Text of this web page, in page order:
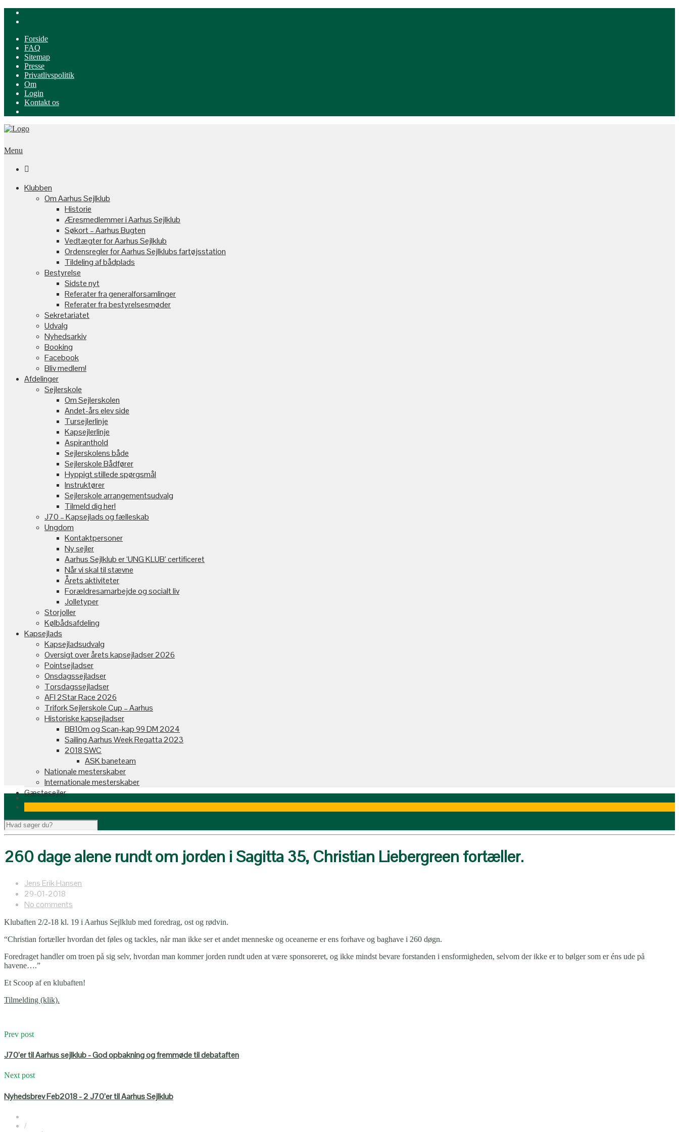
Forside
FAQ
Sitemap
Presse
Privatlivspolitik
Om
Login
Kontakt os
Menu

Klubben
Om Aarhus Sejlklub
Historie
Æresmedlemmer i Aarhus Sejlklub
Søkort – Aarhus Bugten
Vedtægter for Aarhus Sejlklub
Ordensregler for Aarhus Sejlklubs fartøjsstation
Tildeling af bådplads
Bestyrelse
Sidste nyt
Referater fra generalforsamlinger
Referater fra bestyrelsesmøder
Sekretariatet
Udvalg
Nyhedsarkiv
Booking
Facebook
Bliv medlem!
Afdelinger
Sejlerskole
Om Sejlerskolen
Andet-års elev side
Tursejlerlinje
Kapsejlerlinje
Aspiranthold
Sejlerskolens både
Sejlerskole Bådfører
Hyppigt stillede spørgsmål
Instruktører
Sejlerskole arrangementsudvalg
Tilmeld dig her!
J70 – Kapsejlads og fælleskab
Ungdom
Kontaktpersoner
Ny sejler
Aarhus Sejlklub er ‘UNG KLUB’ certificeret
Når vi skal til stævne
Årets aktiviteter
Forældresamarbejde og socialt liv
Jolletyper
Storjoller
Kølbådsafdeling
Kapsejlads
Kapsejladsudvalg
Oversigt over årets kapsejladser 2026
Pointsejladser
Onsdagssejladser
Torsdagssejladser
AFI 2Star Race 2026
Trifork Sejlerskole Cup – Aarhus
Historiske kapsejladser
BB10m og Scan-kap 99 DM 2024
Sailing Aarhus Week Regatta 2023
2018 SWC
ASK baneteam
Nationale mesterskaber
Internationale mesterskaber
Gæstesejler
260 dage alene rundt om jorden i Sagitta 35, Christian Liebergreen fortæller.
Jens Erik Hansen
29-01-2018
No comments
Klubaften 2/2-18 kl. 19 i Aarhus Sejlklub med foredrag, ost og rødvin.
“Christian fortæller hvordan det føles og tackles, når man ikke ser et andet menneske og oceanerne er ens forhave og baghave i 260 døgn.
Foredraget handler om troen på sig selv, hvordan man kommer jorden rundt uden at være sponsoreret, og ikke mindst bevare forstanden i ensformigheden, selvom der ikke er to bølger som er éns ude på
havene….”
Et Scoop af en klubaften!
Tilmelding (klik).
Prev post
J70’er til Aarhus sejlklub - God opbakning og fremmøde til debataften
Next post
Nyhedsbrev Feb2018 - 2 J70’er til Aarhus Sejlklub
/